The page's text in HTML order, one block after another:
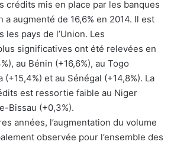
crédits mis en place par les banques
a augmenté de 16,6% en 2014. Il est
les pays de l’Union. Les
significatives ont été relevées en
au Bénin (+16,6%), au Togo
(+15,4%) et au Sénégal (+14,8%). La
est ressortie faible au Niger
Bissau (+0,3%).
années, l’augmentation du volume
observée pour l’ensemble des